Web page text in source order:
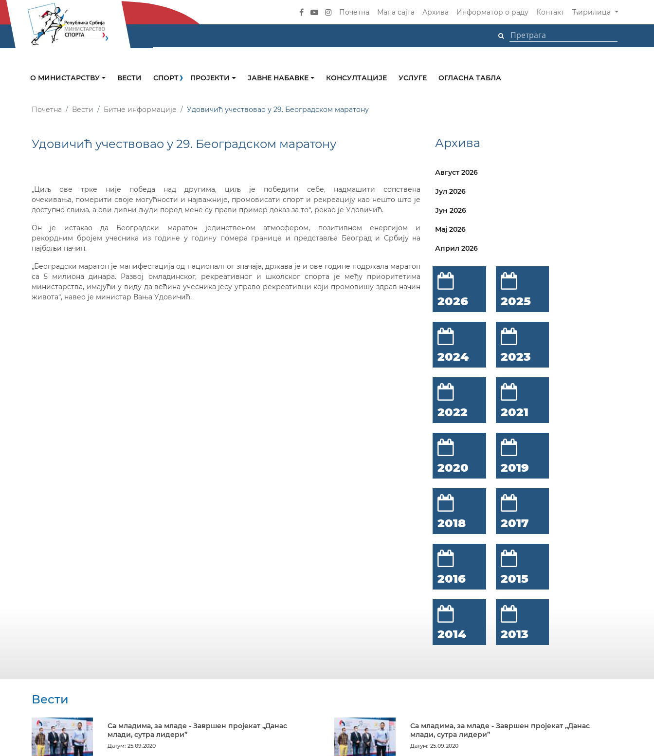
Почетна Мапа сајта Архива Информатор о раду Контакт Ћирилица
О МИНИСТАРСТВУ ВЕСТИ СПОРТ ПРОЈЕКТИ ЈАВНЕ НАБАВКЕ КОНСУЛТАЦИЈЕ УСЛУГЕ ОГЛАСНА ТАБЛА
Почетна Вести Битне информације Удовичић учествовао у 29. Београдском маратону
Удовичић учествовао у 29. Београдском маратону
„Циљ ове трке није победа над другима, циљ је победити себе, надмашити сопствена
очекивања, померити своје могућности и најважније, промовисати спорт и рекреацију као нешто што је
доступно свима, а ови дивни људи поред мене су прави пример доказ за то“, рекао је Удовичић.
Он је истакао да Београдски маратон јединственом атмосфером, позитивном енергијом и
рекордним бројем учесника из године у годину помера границе и представља Београд и Србију на
најбољи начин.
„Београдски маратон је манифестација од националног значаја, држава је и ове године подржала маратон
са 5 милиона динара. Развој омладинског, рекреативног и школског спорта је међу приоритетима
министарства, имајући у виду да већина учесника јесу управо рекреативци који промовишу здрав начин
живота“, навео је министар Вања Удовичић.
Архива
Август 2026
Јул 2026
Јун 2026
Мај 2026
Април 2026
2026 2025
2024 2023
2022 2021
2020 2019
2018 2017
2016 2015
2014 2013
Вести
Са младима, за младе - Завршен пројекат „Данас
млади, сутра лидери”
Датум: 25.09.2020
Са младима, за младе - Завршен пројекат „Данас
млади, сутра лидери”
Датум: 25.09.2020